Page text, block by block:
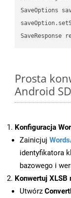
SaveOptions
Prosta
Android
Konfiguracja
Zainicjuj
identyfikatora
bazowego i
Konwertuj XLSB
Utwórz